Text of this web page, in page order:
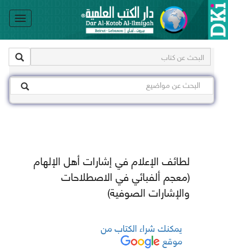
لطائف الإعلام في إشارات أهل الإلهام
(معجم ألفبائي في الاصطلاحات
والإشارات الصوفية)
يمكنك شراء الكتاب من
موقع